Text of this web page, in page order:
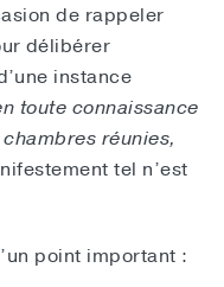
de rappeler
délibérer
instance
toute connaissance
réunies,
tel n’est
point important :